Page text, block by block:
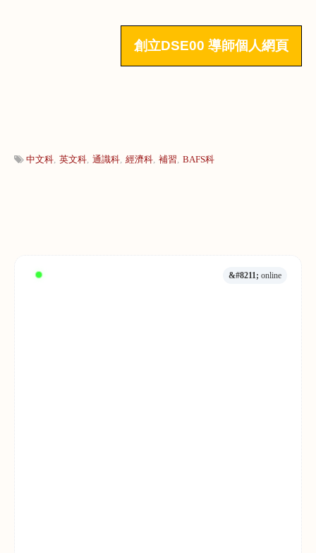
創立DSE00 導師個人網頁
中文科 英文科 通識科 經濟科 補習 BAFS科
&#8211; online